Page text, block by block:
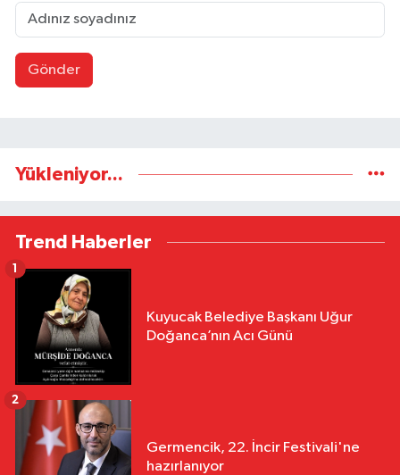
Gönder
Yükleniyor...
Trend Haberler
Kuyucak Belediye Başkanı Uğur
Doğanca’nın Acı Günü
1
Germencik, 22. İncir Festivali'ne
hazırlanıyor
2